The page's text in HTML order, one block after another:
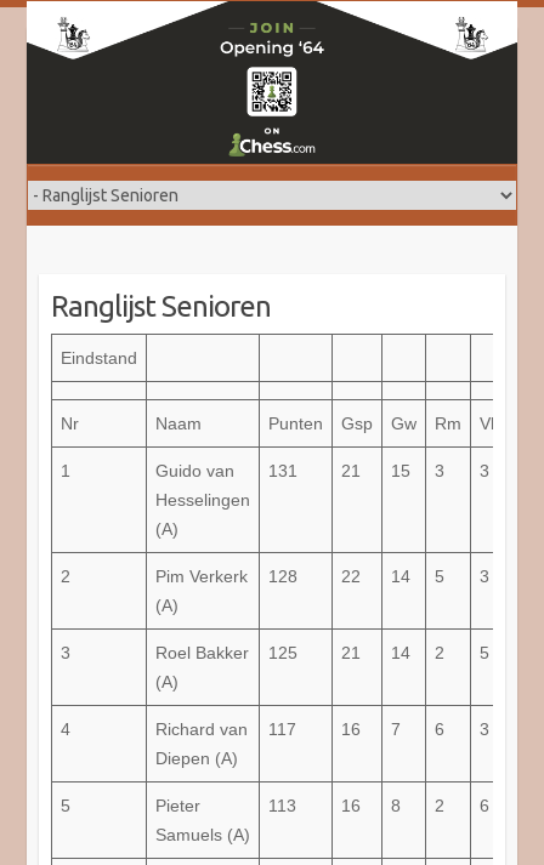
Doorgaan
naar
Ranglijst Senioren
Eindstand
Nr Naam Punten Gsp Gw Rm Vl
1
Guido van
Hesselingen
(A)
131 21 15 3 3
2
Pim Verkerk
(A)
128 22 14 5 3
3
Roel Bakker
(A)
125 21 14 2 5
4
Richard van
Diepen (A)
117 16 7 6 3
5
Pieter
Samuels (A)
113 16 8 2 6